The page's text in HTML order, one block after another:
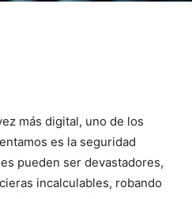
más digital, uno de los
‌es la seguridad
pueden ser devastadores,
incalculables, ‌robando